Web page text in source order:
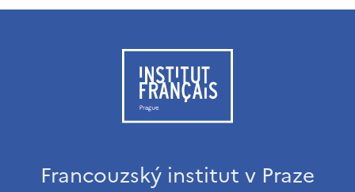
Francouzský institut v Praze